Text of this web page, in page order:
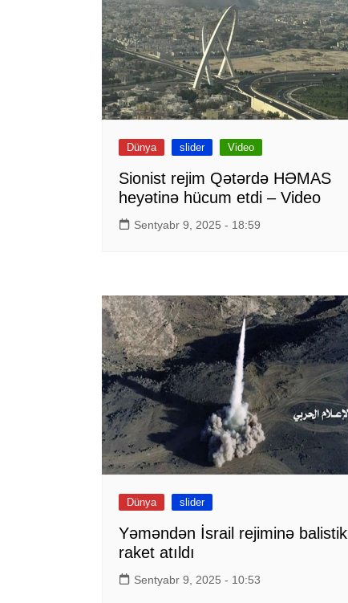
Dünya slider Video
Sionist rejim Qətərdə HƏMAS
heyətinə hücum etdi – Video
Sentyabr 9, 2025 - 18:59
Dünya slider
Yəməndən İsrail rejiminə balistik
raket atıldı
Sentyabr 9, 2025 - 10:53